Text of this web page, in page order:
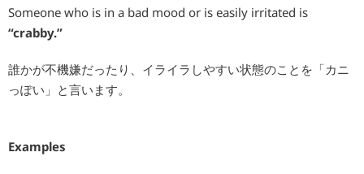
Someone who is in a bad mood or is easily irritated is
“crabby.”
誰かが不機嫌だったり、イライラしやすい状態のことを「カニ
っぽい」と言います。
Examples